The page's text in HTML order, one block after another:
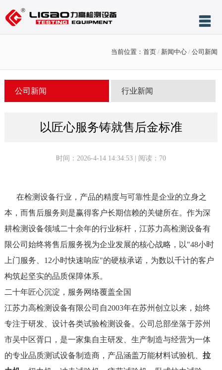
服务与支持
新闻中心
当前位置：首页 / 新闻中心/ 公司新闻
公司新闻 行业新闻
以匠心服务铸就售后金标准
时间：2026-4-14 14:34:53 | 阅读： 70
在检测设备行业，产品的精度与可靠性是企业的立身之
本，而售后服务则是赢得客户长期信赖的关键所在。作为深
耕检测设备领域二十余年的行业标杆，江苏力高检测设备有
限公司始终将售后服务视为企业发展的核心战略，以"48小时
上门服务、12小时快速响应"的硬核承诺，为数以千计的客户
构筑起坚实的品质保障体系。
二十年匠心沉淀，服务网络覆盖全国
江苏力高检测设备有限公司自2003年在苏州创立以来，始终
专注于研发、设计各类试验检测设备。公司总部坐落于苏州
市吴中区胥口，是一家集自主研发、生产制造与经营为一体
的专业品质测试设备制造商，产品涵盖万能材料试验机、 拉